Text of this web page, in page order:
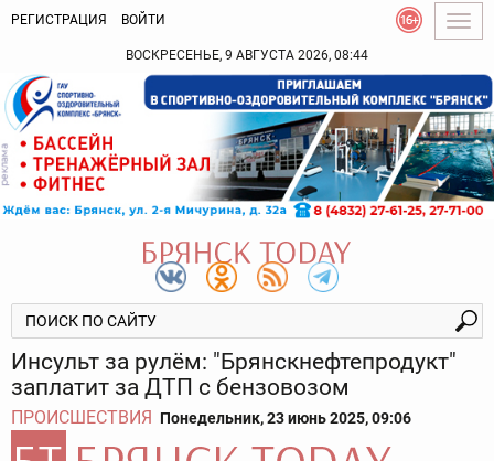
РЕГИСТРАЦИЯ ВОЙТИ
ВОСКРЕСЕНЬЕ, 9 АВГУСТА 2026, 08:44
Инсульт за рулём: "Брянскнефтепродукт"
заплатит за ДТП с бензовозом
ПРОИСШЕСТВИЯ Понедельник, 23 июнь 2025, 09:06